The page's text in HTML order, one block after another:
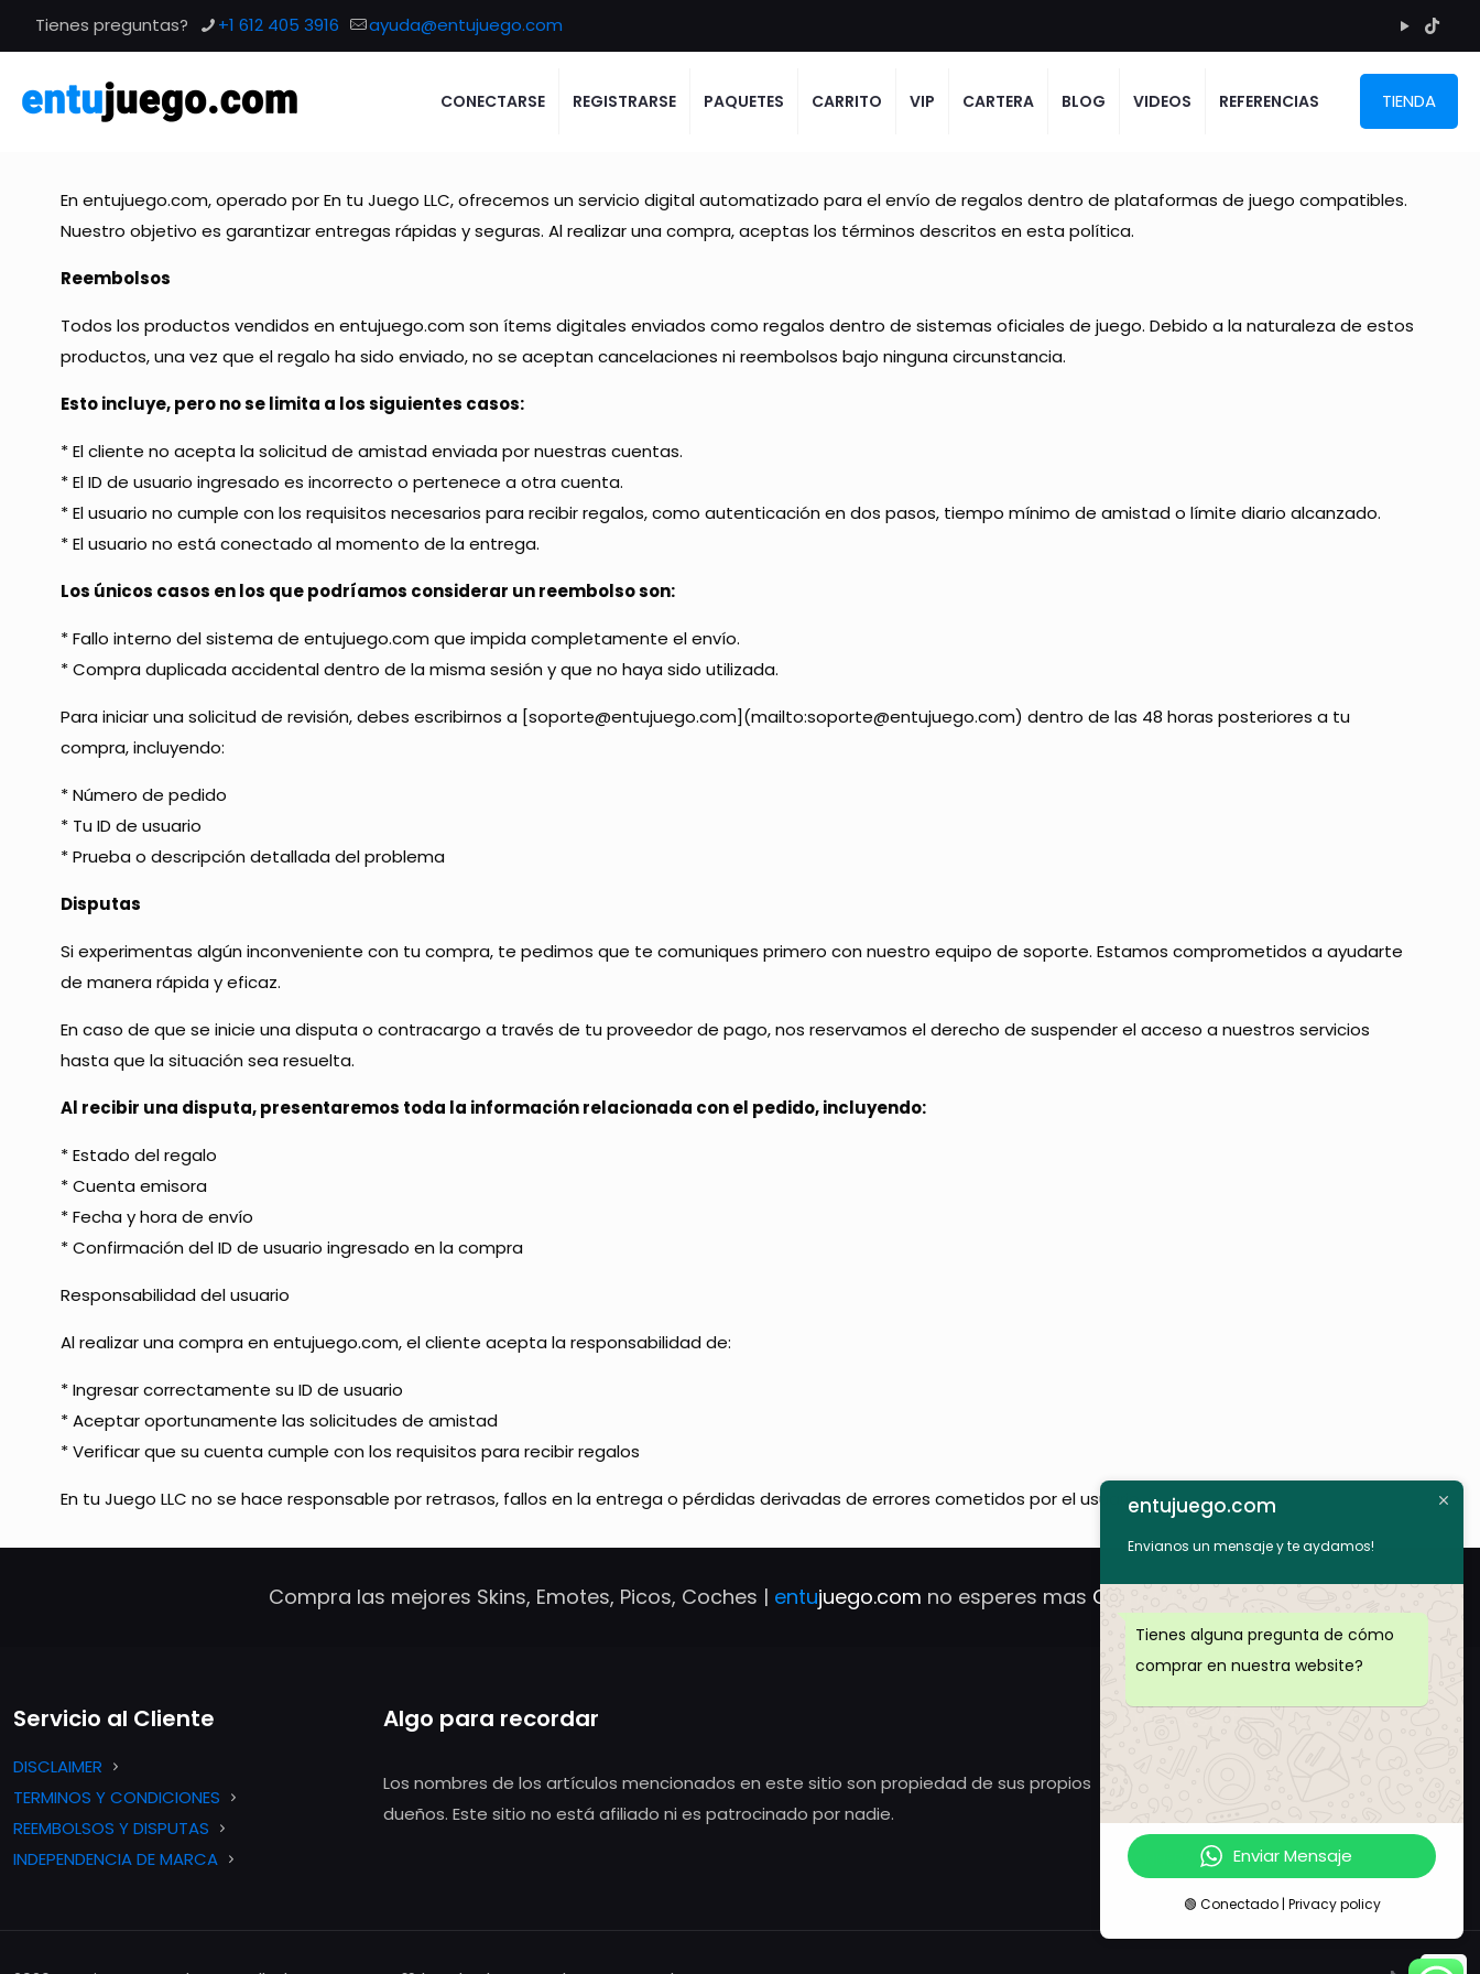
Tienes preguntas? +1 612 405 3916 ayuda@entujuego.com
CONECTARSE REGISTRARSE PAQUETES CARRITO VIP CARTERA BLOG VIDEOS REFERENCIAS TIENDA
En entujuego.com, operado por En tu Juego LLC, ofrecemos un servicio digital automatizado para el envío de regalos dentro de plataformas de juego compatibles.
Nuestro objetivo es garantizar entregas rápidas y seguras. Al realizar una compra, aceptas los términos descritos en esta política.
Reembolsos
Todos los productos vendidos en entujuego.com son ítems digitales enviados como regalos dentro de sistemas oficiales de juego. Debido a la naturaleza de estos
productos, una vez que el regalo ha sido enviado, no se aceptan cancelaciones ni reembolsos bajo ninguna circunstancia.
Esto incluye, pero no se limita a los siguientes casos:
* El cliente no acepta la solicitud de amistad enviada por nuestras cuentas.
* El ID de usuario ingresado es incorrecto o pertenece a otra cuenta.
* El usuario no cumple con los requisitos necesarios para recibir regalos, como autenticación en dos pasos, tiempo mínimo de amistad o límite diario alcanzado.
* El usuario no está conectado al momento de la entrega.
Los únicos casos en los que podríamos considerar un reembolso son:
* Fallo interno del sistema de entujuego.com que impida completamente el envío.
* Compra duplicada accidental dentro de la misma sesión y que no haya sido utilizada.
Para iniciar una solicitud de revisión, debes escribirnos a [soporte@entujuego.com](mailto:soporte@entujuego.com) dentro de las 48 horas posteriores a tu
compra, incluyendo:
* Número de pedido
* Tu ID de usuario
* Prueba o descripción detallada del problema
Disputas
Si experimentas algún inconveniente con tu compra, te pedimos que te comuniques primero con nuestro equipo de soporte. Estamos comprometidos a ayudarte
de manera rápida y eficaz.
En caso de que se inicie una disputa o contracargo a través de tu proveedor de pago, nos reservamos el derecho de suspender el acceso a nuestros servicios
hasta que la situación sea resuelta.
Al recibir una disputa, presentaremos toda la información relacionada con el pedido, incluyendo:
* Estado del regalo
* Cuenta emisora
* Fecha y hora de envío
* Confirmación del ID de usuario ingresado en la compra
Responsabilidad del usuario
Al realizar una compra en entujuego.com, el cliente acepta la responsabilidad de:
* Ingresar correctamente su ID de usuario
* Aceptar oportunamente las solicitudes de amistad
* Verificar que su cuenta cumple con los requisitos para recibir regalos
En tu Juego LLC no se hace responsable por retrasos, fallos en la entrega o pérdidas derivadas de errores cometidos por el usuario.
Compra las mejores Skins, Emotes, Picos, Coches | entujuego.com no esperes mas Compra Ya!
Servicio al Cliente
DISCLAIMER
TERMINOS Y CONDICIONES
REEMBOLSOS Y DISPUTAS
INDEPENDENCIA DE MARCA
Algo para recordar
Los nombres de los artículos mencionados en este sitio son propiedad de sus propios
dueños. Este sitio no está afiliado ni es patrocinado por nadie.
CONTACTO
BANNERS
entujuego.com
Envianos un mensaje y te aydamos!
Tienes alguna pregunta de cómo
comprar en nuestra website?
Enviar Mensaje
🟢 Conectado | Privacy policy